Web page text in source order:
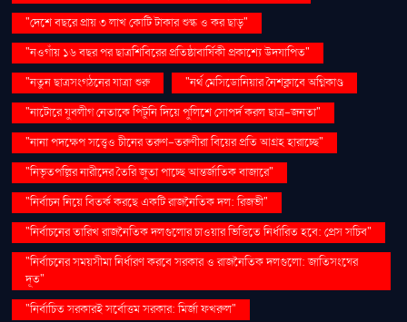
"দেশে বছরে প্রায় ৩ লাখ কোটি টাকার শুল্ক ও কর ছাড়"
"নওগাঁয় ১৬ বছর পর ছাত্রশিবিরের প্রতিষ্ঠাবার্ষিকী প্রকাশ্যে উদযাপিত"
"নতুন ছাত্রসংগঠনের যাত্রা শুরু
"নর্থ মেসিডোনিয়ার নৈশক্লাবে অগ্নিকাণ্ড
"নাটোরে যুবলীগ নেতাকে পিটুনি দিয়ে পুলিশে সোপর্দ করল ছাত্র-জনতা"
"নানা পদক্ষেপ সত্ত্বেও চীনের তরুণ-তরুণীরা বিয়ের প্রতি আগ্রহ হারাচ্ছে"
"নিভৃতপল্লির নারীদের তৈরি জুতা পাচ্ছে আন্তর্জাতিক বাজারে"
"নির্বাচন নিয়ে বিতর্ক করছে একটি রাজনৈতিক দল: রিজভী"
"নির্বাচনের তারিখ রাজনৈতিক দলগুলোর চাওয়ার ভিত্তিতে নির্ধারিত হবে: প্রেস সচিব"
"নির্বাচনের সময়সীমা নির্ধারণ করবে সরকার ও রাজনৈতিক দলগুলো: জাতিসংঘের
দূত"
"নির্বাচিত সরকারই সর্বোত্তম সরকার: মির্জা ফখরুল"